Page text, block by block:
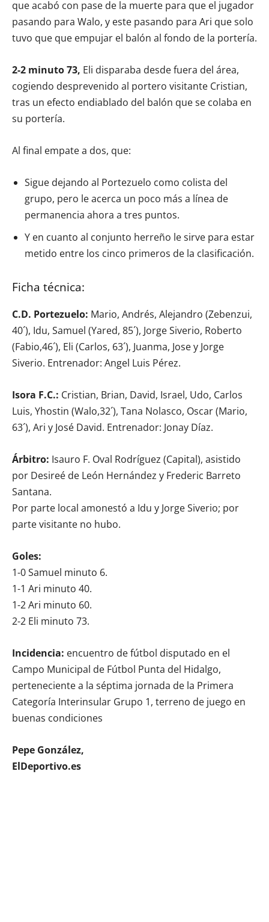
que acabó con pase de la muerte para que el jugador
pasando para Walo, y este pasando para Ari que solo
tuvo que que empujar el balón al fondo de la portería.
2-2 minuto 73, Eli disparaba desde fuera del área,
cogiendo desprevenido al portero visitante Cristian,
tras un efecto endiablado del balón que se colaba en
su portería.
Al final empate a dos, que:
Sigue dejando al Portezuelo como colista del
grupo, pero le acerca un poco más a línea de
permanencia ahora a tres puntos.
Y en cuanto al conjunto herreño le sirve para estar
metido entre los cinco primeros de la clasificación.
Ficha técnica:
C.D. Portezuelo: Mario, Andrés, Alejandro (Zebenzui,
40´), Idu, Samuel (Yared, 85´), Jorge Siverio, Roberto
(Fabio,46´), Eli (Carlos, 63´), Juanma, Jose y Jorge
Siverio. Entrenador: Angel Luis Pérez.
Isora F.C.: Cristian, Brian, David, Israel, Udo, Carlos
Luis, Yhostin (Walo,32´), Tana Nolasco, Oscar (Mario,
63´), Ari y José David. Entrenador: Jonay Díaz.
Árbitro: Isauro F. Oval Rodríguez (Capital), asistido
por Desireé de León Hernández y Frederic Barreto
Santana.
Por parte local amonestó a Idu y Jorge Siverio; por
parte visitante no hubo.
Goles:
1-0 Samuel minuto 6.
1-1 Ari minuto 40.
1-2 Ari minuto 60.
2-2 Eli minuto 73.
Incidencia: encuentro de fútbol disputado en el
Campo Municipal de Fútbol Punta del Hidalgo,
perteneciente a la séptima jornada de la Primera
Categoría Interinsular Grupo 1, terreno de juego en
buenas condiciones
Pepe González,
ElDeportivo.es